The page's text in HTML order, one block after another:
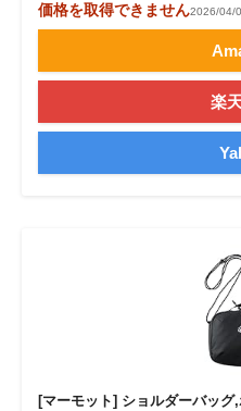
価格を取得できません2026/04/
楽
[マーモット] ショルダーバッ